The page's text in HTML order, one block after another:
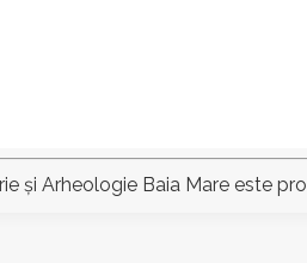
şi Arheologie Baia Mare este